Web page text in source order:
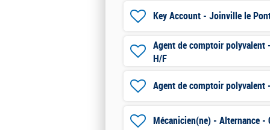
Key Account - Joinville le
Agent de comptoir polyvalent
H/F
Agent de comptoir polyvalent
Mécanicien(ne) - Alternance -